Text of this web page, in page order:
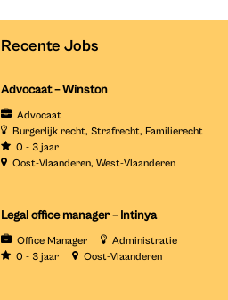
Recente Jobs
Advocaat – Winston
Advocaat
Burgerlijk recht Strafrecht Familierecht
0 - 3 jaar
Oost-Vlaanderen West-Vlaanderen
Legal office manager – Intinya
Office Manager
Administratie
0 - 3 jaar
Oost-Vlaanderen